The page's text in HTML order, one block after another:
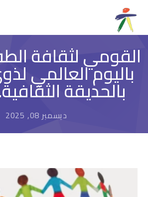
القومي لثقافة
باليوم العالمي
بالحديقة
ديسمبر 08, 2025